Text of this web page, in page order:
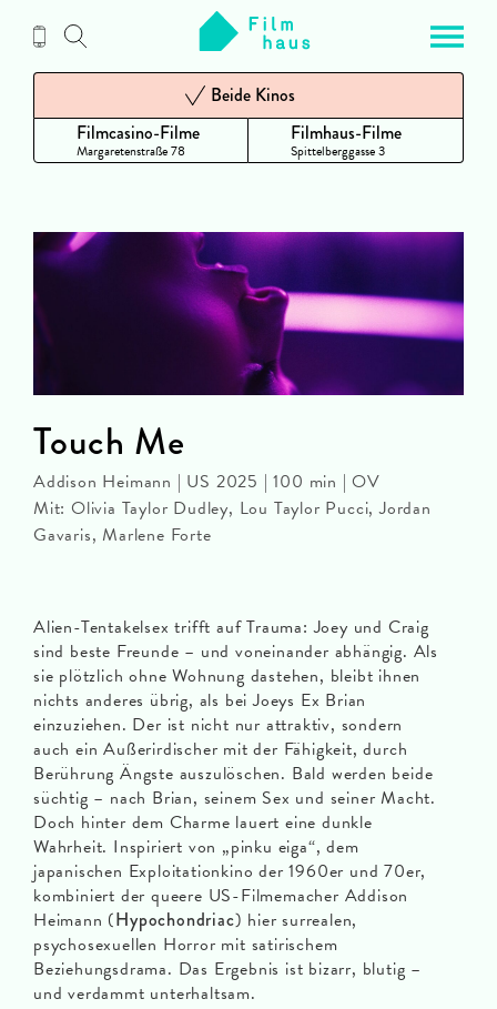
Inhalt
Filmcasino-Filme
Margaretenstraße 78
Beide Kinos
Filmhaus-Filme
Spittelberggasse 3
Alien-Tentakelsex trifft auf Trauma: Joey und Craig
sind beste Freunde – und voneinander abhängig. Als
sie plötzlich ohne Wohnung dastehen, bleibt ihnen
nichts anderes übrig, als bei Joeys Ex Brian
einzuziehen. Der ist nicht nur attraktiv, sondern
auch ein Außerirdischer mit der Fähigkeit, durch
Berührung Ängste auszulöschen. Bald werden beide
süchtig – nach Brian, seinem Sex und seiner Macht.
Doch hinter dem Charme lauert eine dunkle
Wahrheit. Inspiriert von „pinku eiga“, dem
japanischen Exploitationkino der 1960er und 70er,
kombiniert der queere US-Filmemacher Addison
Heimann (Hypochondriac) hier surrealen,
psychosexuellen Horror mit satirischem
Beziehungsdrama. Das Ergebnis ist bizarr, blutig –
und verdammt unterhaltsam.
Touch Me
Addison Heimann | US 2025 | 100 min | OV
Mit: Olivia Taylor Dudley, Lou Taylor Pucci, Jordan
Gavaris, Marlene Forte